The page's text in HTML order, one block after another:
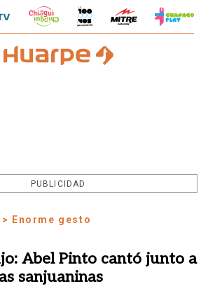
PUBLICIDAD
> Enorme gesto
Abel Pinto cantó junto a
sanjuaninas